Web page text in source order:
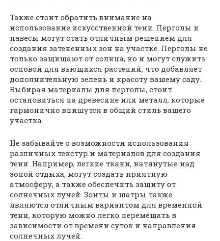
Также стоит обратить внимание на
использование искусственной тени. Перголы и
навесы могут стать отличным решением для
создания затененных зон на участке. Перголы не
только защищают от солнца, но и могут служить
основой для вьющихся растений, что добавляет
дополнительную зелень и красоту вашему саду.
Выбирая материалы для перголы, стоит
остановиться на древесине или металл, которые
гармонично впишутся в общий стиль вашего
участка.
Не забывайте о возможности использования
различных текстур и материалов для создания
тени. Например, легкие ткани, натянутые над
зоной отдыха, могут создать приятную
атмосферу, а также обеспечить защиту от
солнечных лучей. Зонты и шатры также
являются отличным вариантом для временной
тени, которую можно легко перемещать в
зависимости от времени суток и направления
солнечных лучей.